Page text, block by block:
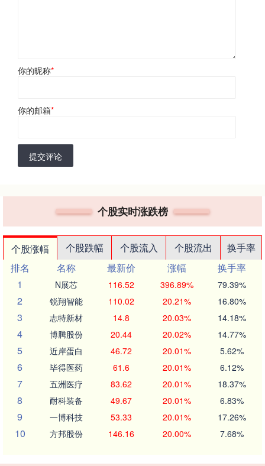
你的昵称*
你的邮箱*
提交评论
个股实时涨跌榜
个股涨幅 个股跌幅 个股流入 个股流出
换手率
排名
名称 最新价 涨幅
换手率
1
N展芯 116.52 396.89% 79.39%
2 锐翔智能 110.02 20.21% 16.80%
3 志特新材 14.8 20.03% 14.18%
4 博腾股份 20.44 20.02% 14.77%
5 近岸蛋白 46.72 20.01% 5.62%
6 毕得医药 61.6 20.01% 6.12%
7 五洲医疗 83.62 20.01% 18.37%
8 耐科装备 49.67 20.01% 6.83%
9 一博科技 53.33 20.01% 17.26%
10 方邦股份 146.16 20.00% 7.68%